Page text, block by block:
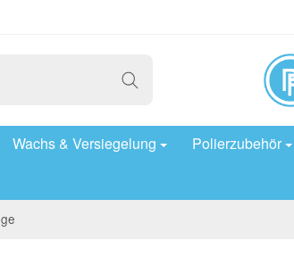
Wachs & Versiegelung Polierzubehör